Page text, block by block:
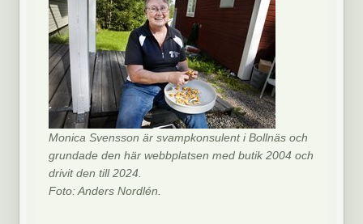
Monica Svensson är svampkonsulent i Bollnäs och
grundade den här webbplatsen med butik 2004 och
drivit den till 2024.
Foto: Anders Nordlén.